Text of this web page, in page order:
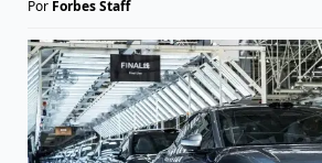
Por Forbes Staff